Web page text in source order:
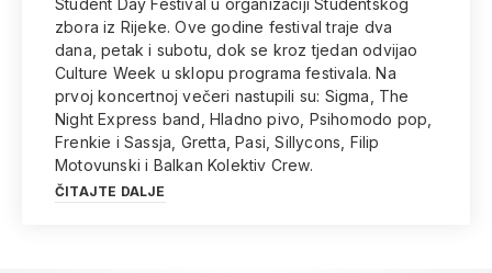
Student Day Festival u organizaciji Studentskog
zbora iz Rijeke. Ove godine festival traje dva
dana, petak i subotu, dok se kroz tjedan odvijao
Culture Week u sklopu programa festivala. Na
prvoj koncertnoj večeri nastupili su: Sigma, The
Night Express band, Hladno pivo, Psihomodo pop,
Frenkie i Sassja, Gretta, Pasi, Sillycons, Filip
Motovunski i Balkan Kolektiv Crew.
ČITAJTE DALJE